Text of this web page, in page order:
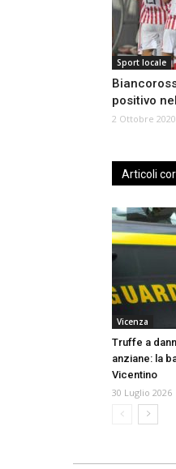
Sport locale
positivo
2 Ottobre 2020
Articoli
Vicenza
Truffe a
anziane: la
Vicentino
30 Luglio 2026